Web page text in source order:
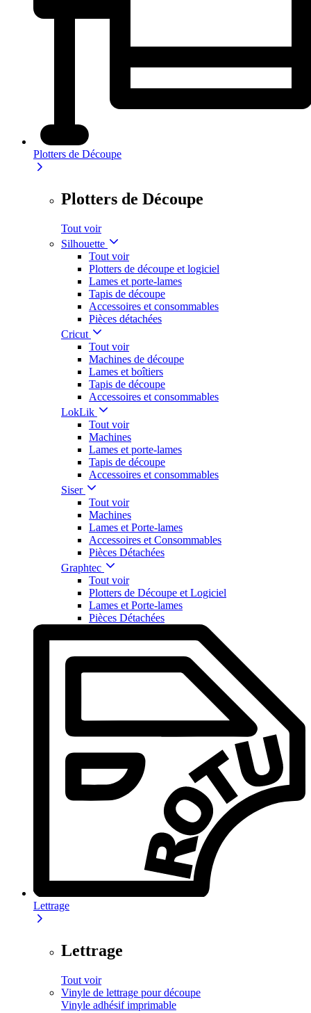
Plotters de Découpe
Plotters de Découpe
Tout voir
Silhouette
Tout voir
Plotters de découpe et logiciel
Lames et porte-lames
Tapis de découpe
Accessoires et consommables
Pièces détachées
Cricut
Tout voir
Machines de découpe
Lames et boîtiers
Tapis de découpe
Accessoires et consommables
LokLik
Tout voir
Machines
Lames et porte-lames
Tapis de découpe
Accessoires et consommables
Siser
Tout voir
Machines
Lames et Porte-lames
Accessoires et Consommables
Pièces Détachées
Graphtec
Tout voir
Plotters de Découpe et Logiciel
Lames et Porte-lames
Pièces Détachées
Lettrage
Lettrage
Tout voir
Vinyle de lettrage pour découpe
Vinyle adhésif imprimable